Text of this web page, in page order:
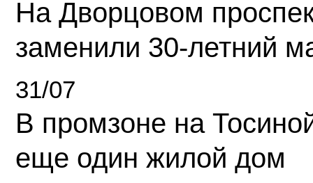
На Дворцовом
заменили 30-летний
31/07
В промзоне на
еще один жилой дом